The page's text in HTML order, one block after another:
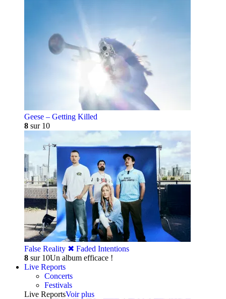
Geese – Getting Killed
8 sur 10
False Reality ✖︎ Faded Intentions
8 sur 10Un album efficace !
Live Reports
Concerts
Festivals
Live ReportsVoir plus